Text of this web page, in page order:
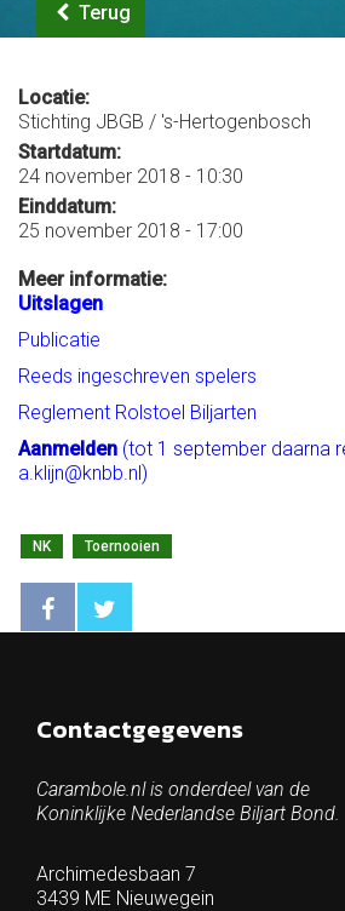
Terug
Locatie:
Stichting JBGB / 's-Hertogenbosch
Startdatum:
24 november 2018 - 10:30
Einddatum:
25 november 2018 - 17:00
Meer informatie:
Uitslagen
Publicatie
Reeds ingeschreven spelers
Reglement Rolstoel Biljarten
Aanmelden (tot 1 september daarna
a.klijn@knbb.nl)
NK Toernooien
Contactgegevens
Carambole.nl is onderdeel van de
Koninklijke Nederlandse Biljart Bond.
Archimedesbaan 7
3439 ME Nieuwegein